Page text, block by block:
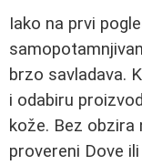
Iako na prvi
brzo savladava.
i odabiru
kože. Bez obzira
provereni Dove